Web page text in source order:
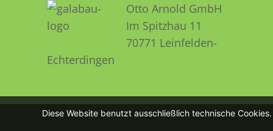
Otto Arnold GmbH
Im Spitzhau 11
70771 Leinfelden­­
Echterdingen
Diese Website benutzt ausschließlich technische